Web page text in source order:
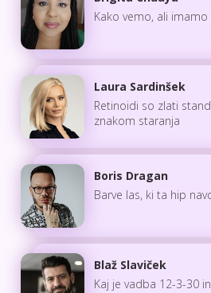
Kako vemo, ali
Laura Sardinšek
Retinoidi so zlati
znakom staranja
Boris Dragan
Barve las, ki ta hip
Blaž Slaviček
Kaj je vadba 12-3-30